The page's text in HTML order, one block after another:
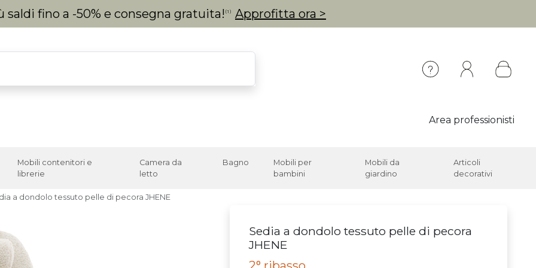
saldi fino a -50% e consegna gratuita! (1) Approfitta ora >
Area professionisti
Mobili contenitori e
librerie
Camera da
letto
Bagno
Mobili per
bambini
Mobili da
giardino
Articoli
decorativi
a dondolo tessuto pelle di pecora JHENE
Sedia a dondolo tessuto pelle di pecora
JHENE